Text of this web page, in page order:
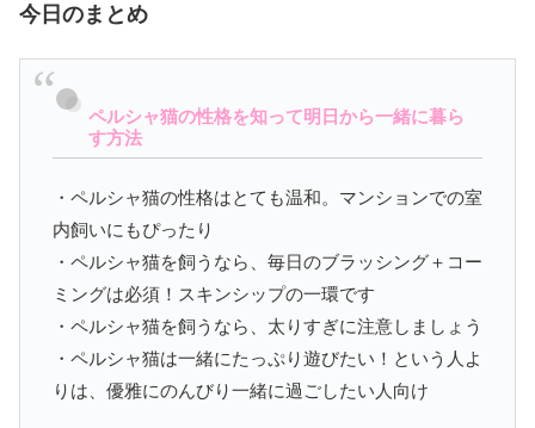
今日のまとめ
ペルシャ猫の性格を知って明日から一緒に暮ら
す方法
・ペルシャ猫の性格はとても温和。マンションでの室
内飼いにもぴったり
・ペルシャ猫を飼うなら、毎日のブラッシング＋コー
ミングは必須！スキンシップの一環です
・ペルシャ猫を飼うなら、太りすぎに注意しましょう
・ペルシャ猫は一緒にたっぷり遊びたい！という人よ
りは、優雅にのんびり一緒に過ごしたい人向け